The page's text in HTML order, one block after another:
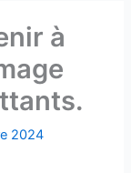
à
2024